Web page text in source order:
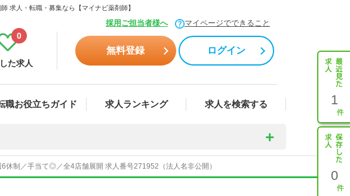
求人・転職・募集なら【マイナビ薬剤師】
採用ご担当者様へ マイページでできること
た求人
0
無料登録 ログイン
職お役立ちガイド 求人ランキング 求人を検索する 1
0
制／手当て◎／全4店舗展開 求人番号271952（法人名非公開）